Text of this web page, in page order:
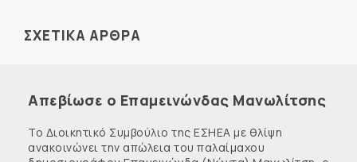
ΣΧΕΤΙΚΑ ΑΡΘΡΑ
Απεβίωσε ο Επαμεινώνδας Μανωλίτσης
Το Διοικητικό Συμβούλιο της ΕΣΗΕΑ με θλίψη
ανακοινώνει την απώλεια του παλαίμαχου